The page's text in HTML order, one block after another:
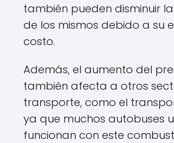
también pueden disminuir
de los mismos debido a su
costo.
Además, el aumento del
también afecta a otros
transporte, como el
ya que muchos autobuses
funcionan con este